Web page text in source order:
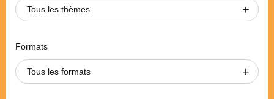
Tous les thèmes
Formats
Tous les formats